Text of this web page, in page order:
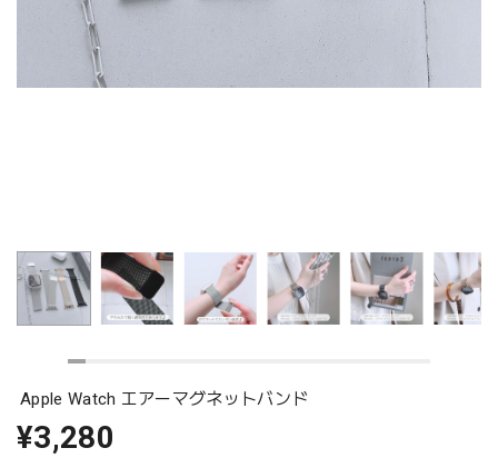
Apple Watch エアーマグネットバンド
¥3,280